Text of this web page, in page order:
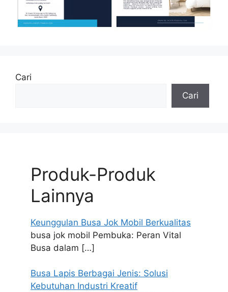
Cari
Cari
Produk-Produk
Lainnya
Keunggulan Busa Jok Mobil Berkualitas
busa jok mobil Pembuka: Peran Vital
Busa dalam […]
Busa Lapis Berbagai Jenis: Solusi
Kebutuhan Industri Kreatif